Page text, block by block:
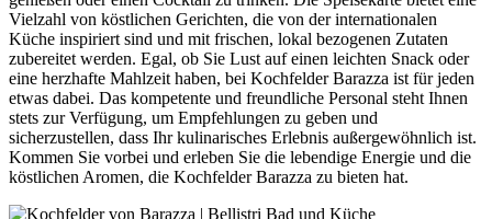
Vielzahl von köstlichen Gerichten, die von der internationalen
Küche inspiriert sind und mit frischen, lokal bezogenen Zutaten
zubereitet werden. Egal, ob Sie Lust auf einen leichten Snack oder
eine herzhafte Mahlzeit haben, bei Kochfelder Barazza ist für jeden
etwas dabei. Das kompetente und freundliche Personal steht Ihnen
stets zur Verfügung, um Empfehlungen zu geben und
sicherzustellen, dass Ihr kulinarisches Erlebnis außergewöhnlich ist.
Kommen Sie vorbei und erleben Sie die lebendige Energie und die
köstlichen Aromen, die Kochfelder Barazza zu bieten hat.